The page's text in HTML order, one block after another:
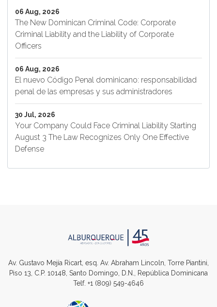
06 Aug, 2026
The New Dominican Criminal Code: Corporate
Criminal Liability and the Liability of Corporate
Officers
06 Aug, 2026
El nuevo Código Penal dominicano: responsabilidad
penal de las empresas y sus administradores
30 Jul, 2026
Your Company Could Face Criminal Liability Starting
August 3 The Law Recognizes Only One Effective
Defense
Av. Gustavo Mejía Ricart, esq. Av. Abraham Lincoln, Torre Piantini,
Piso 13, C.P. 10148, Santo Domingo, D.N., República Dominicana
Telf. +1 (809) 549-4646